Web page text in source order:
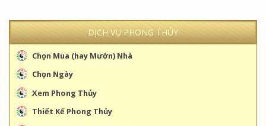
DỊCH VỤ PHONG THỦY
Chọn Mua (hay Mướn) Nhà
Chọn Ngày
Xem Phong Thủy
Thiết Kế Phong Thủy